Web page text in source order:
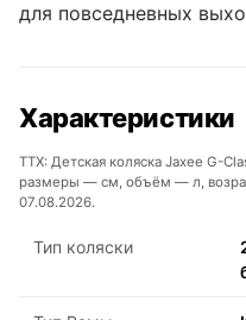
для повседневных
Характеристики
ТТХ: Детская коляска Jaxee G-
размеры — см, объём — л,
07.08.2026.
Тип коляски